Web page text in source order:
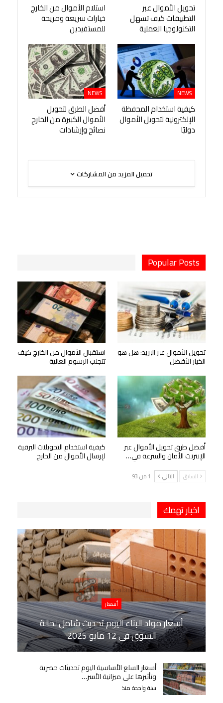
تحويل الأموال عبر
التطبيقات كيف تسهل
التكنولوجيا العملية
استلام الأموال من الخارج
خيارات سريعة ومريحة
للمستفيدين
NEWS
كيفية استخدام المحفظة
الإلكترونية لتحويل الأموال
دوليًا
NEWS
أفضل الطرق لتحويل
الأموال الكبيرة من الخارج
نصائح وإرشادات
تحميل المزيد من المشاركات
Popular Posts
تحويل الأموال عبر البريد: هل هو
الخيار الأفضل
استقبال الأموال من الخارج كيف
تتجنب الرسوم العالية
أفضل طرق تحويل الأموال عبر
الإنترنت الأمان والسرعة في…
كيفية استخدام التحويلات البرقية
لإرسال الأموال من الخارج
السابق التالي 1 من 93
اخبار تهمك
أسعار
أسعار مواد البناء اليوم تحديث شامل لحالة
السوق في 12 مايو 2025
أسعار السلع الأساسية اليوم تحديثات حصرية
وتأثيرها على ميزانية الأسر…
سنة واحدة منذ